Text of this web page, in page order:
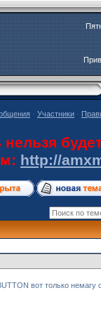
· Участники ·
http://
вот только немагу